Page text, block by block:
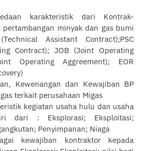
karakteristik dari Kontrak-
minyak dan gas bumi
Assistant Contract);PSC
Contract); JOB (Joint Operating
Operating Aggreement); EOR
Kewenangan dan Kewajiban BP
terkait perusahaan Migas
kegiatan usaha hulu dan usaha
dari : Eksplorasi; Eksploitasi;
Penyimpanan; Niaga
kewajiban kontraktor kepada